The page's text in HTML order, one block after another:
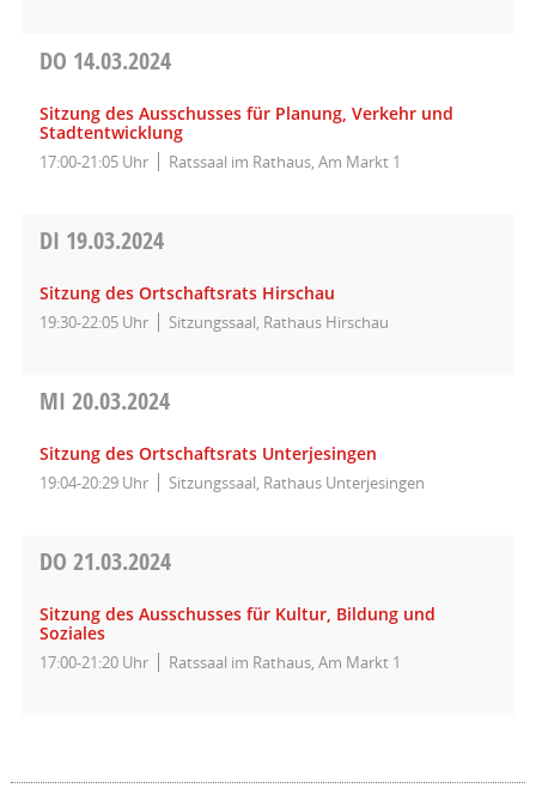
DO 14.03.2024
Sitzung des Ausschusses für Planung, Verkehr und
Stadtentwicklung
17:00-21:05 Uhr Ratssaal im Rathaus, Am Markt 1
DI 19.03.2024
Sitzung des Ortschaftsrats Hirschau
19:30-22:05 Uhr Sitzungssaal, Rathaus Hirschau
MI 20.03.2024
Sitzung des Ortschaftsrats Unterjesingen
19:04-20:29 Uhr Sitzungssaal, Rathaus Unterjesingen
DO 21.03.2024
Sitzung des Ausschusses für Kultur, Bildung und
Soziales
17:00-21:20 Uhr Ratssaal im Rathaus, Am Markt 1